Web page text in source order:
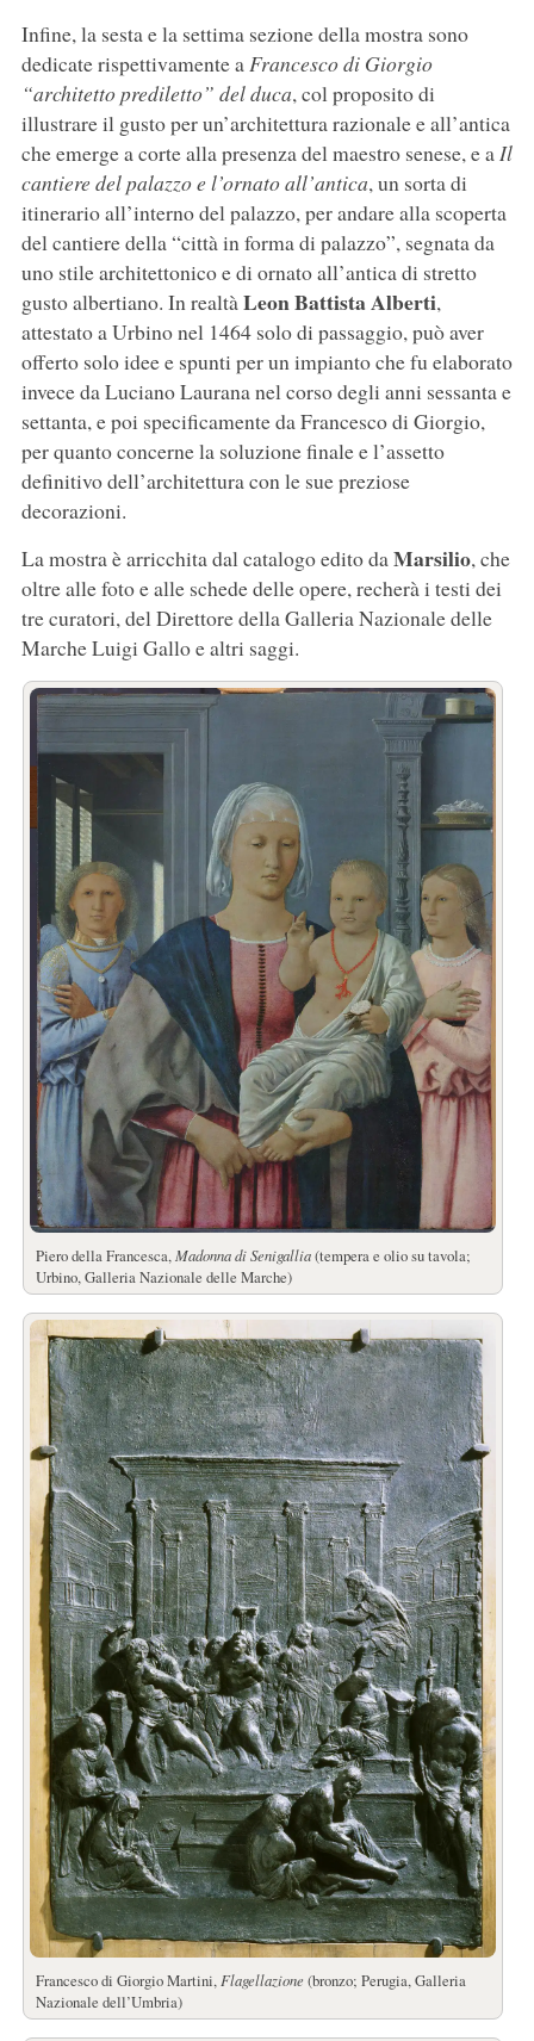
Infine, la sesta e la settima sezione della mostra sono
dedicate rispettivamente aFrancesco di Giorgio
“architetto prediletto” del duca, col proposito di
illustrare il gusto per un’architettura razionale e all’antica
che emerge a corte alla presenza del maestro senese, e aIl
cantiere del palazzo e l’ornato all’antica, un sorta di
itinerario all’interno del palazzo, per andare alla scoperta
del cantiere della “città in forma di palazzo”, segnata da
uno stile architettonico e di ornato all’antica di stretto
gusto albertiano. In realtàLeon Battista Alberti,
attestato a Urbino nel 1464 solo di passaggio, può aver
offerto solo idee e spunti per un impianto che fu elaborato
invece da Luciano Laurana nel corso degli anni sessanta e
settanta, e poi specificamente da Francesco di Giorgio,
per quanto concerne la soluzione finale e l’assetto
definitivo dell’architettura con le sue preziose
decorazioni.
La mostra è arricchita dal catalogo edito daMarsilio, che
oltre alle foto e alle schede delle opere, recherà i testi dei
tre curatori, del Direttore della Galleria Nazionale delle
Marche Luigi Gallo e altri saggi.
Piero della Francesca,Madonna di Senigallia(tempera e olio su tavola;
Urbino, Galleria Nazionale delle Marche)
Francesco di Giorgio Martini, Flagellazione (bronzo; Perugia, Galleria
Nazionale dell’Umbria)